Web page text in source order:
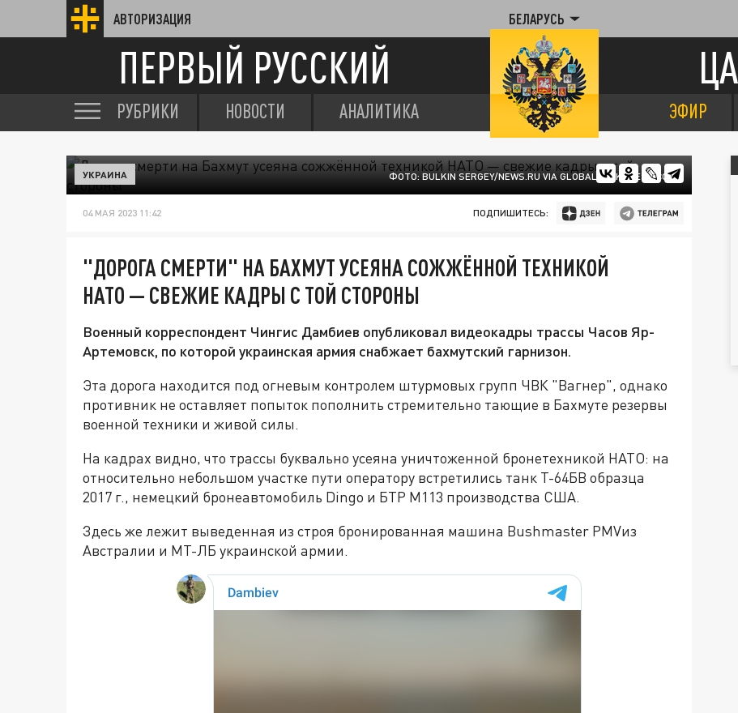
АВТОРИЗАЦИЯ БЕЛАРУСЬ
ПЕРВЫЙ РУССКИЙ
РУБРИКИ НОВОСТИ АНАЛИТИКА ЭФИР
ФОТО: BULKIN SERGEY/NEWS.RU VIA GLOBALLOOKPRESS.COM
УКРАИНА
04 МАЯ 2023 11:42 ПОДПИШИТЕСЬ:
"ДОРОГА СМЕРТИ" НА БАХМУТ УСЕЯНА СОЖЖЁННОЙ ТЕХНИКОЙ
НАТО — СВЕЖИЕ КАДРЫ С ТОЙ СТОРОНЫ
Военный корреспондент Чингис Дамбиев опубликовал видеокадры трассы Часов Яр-
Артемовск, по которой украинская армия снабжает бахмутский гарнизон.
Эта дорога находится под огневым контролем штурмовых групп ЧВК "Вагнер", однако
противник не оставляет попыток пополнить стремительно тающие в Бахмуте резервы
военной техники и живой силы.
На кадрах видно, что трассы буквально усеяна уничтоженной бронетехникой НАТО: на
относительно небольшом участке пути оператору встретились танк Т-64БВ образца
2017 г., немецкий бронеавтомобиль Dingo и БТР М113 производства США.
Здесь же лежит выведенная из строя бронированная машина Bushmaster PMVиз
Австралии и МТ-ЛБ украинской армии.